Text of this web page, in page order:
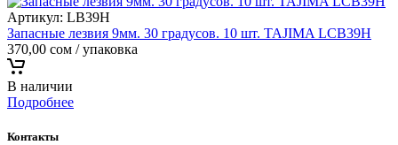
Артикул: LB39H
Запасные лезвия 9мм. 30 градусов. 10 шт. TAJIMA LCB39H
370,00 сом / упаковка
В наличии
Подробнее
Контакты